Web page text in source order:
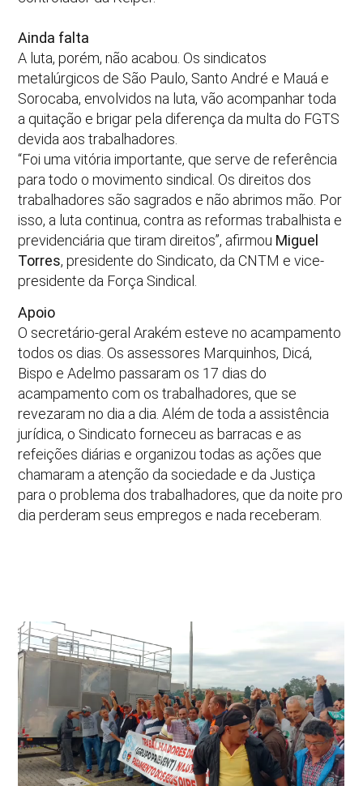
Ainda falta
A luta, porém, não acabou. Os sindicatos
metalúrgicos de São Paulo, Santo André e Mauá e
Sorocaba, envolvidos na luta, vão acompanhar toda
a quitação e brigar pela diferença da multa do FGTS
devida aos trabalhadores.
“Foi uma vitória importante, que serve de referência
para todo o movimento sindical. Os direitos dos
trabalhadores são sagrados e não abrimos mão. Por
isso, a luta continua, contra as reformas trabalhista e
previdenciária que tiram direitos”, afirmou Miguel
Torres, presidente do Sindicato, da CNTM e vice-
presidente da Força Sindical.
Apoio
O secretário-geral Arakém esteve no acampamento
todos os dias. Os assessores Marquinhos, Dicá,
Bispo e Adelmo passaram os 17 dias do
acampamento com os trabalhadores, que se
revezaram no dia a dia. Além de toda a assistência
jurídica, o Sindicato forneceu as barracas e as
refeições diárias e organizou todas as ações que
chamaram a atenção da sociedade e da Justiça
para o problema dos trabalhadores, que da noite pro
dia perderam seus empregos e nada receberam.